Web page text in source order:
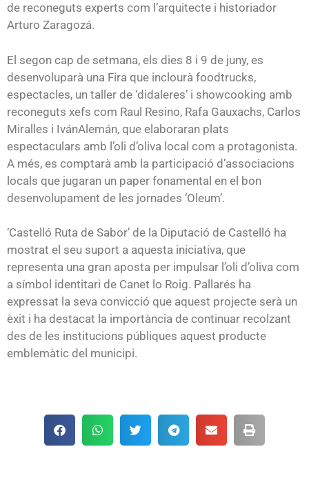
de reconeguts experts com l’arquitecte i historiador
Arturo Zaragozá.
El segon cap de setmana, els dies 8 i 9 de juny, es
desenvoluparà una Fira que inclourà foodtrucks,
espectacles, un taller de ‘didaleres’ i showcooking amb
reconeguts xefs com Raul Resino, Rafa Gauxachs, Carlos
Miralles i IvánAlemán, que elaboraran plats
espectaculars amb l’oli d’oliva local com a protagonista.
A més, es comptarà amb la participació d’associacions
locals que jugaran un paper fonamental en el bon
desenvolupament de les jornades ‘Oleum’.
‘Castelló Ruta de Sabor’ de la Diputació de Castelló ha
mostrat el seu suport a aquesta iniciativa, que
representa una gran aposta per impulsar l’oli d’oliva com
a símbol identitari de Canet lo Roig. Pallarés ha
expressat la seva convicció que aquest projecte serà un
èxit i ha destacat la importància de continuar recolzant
des de les institucions públiques aquest producte
emblemàtic del municipi.